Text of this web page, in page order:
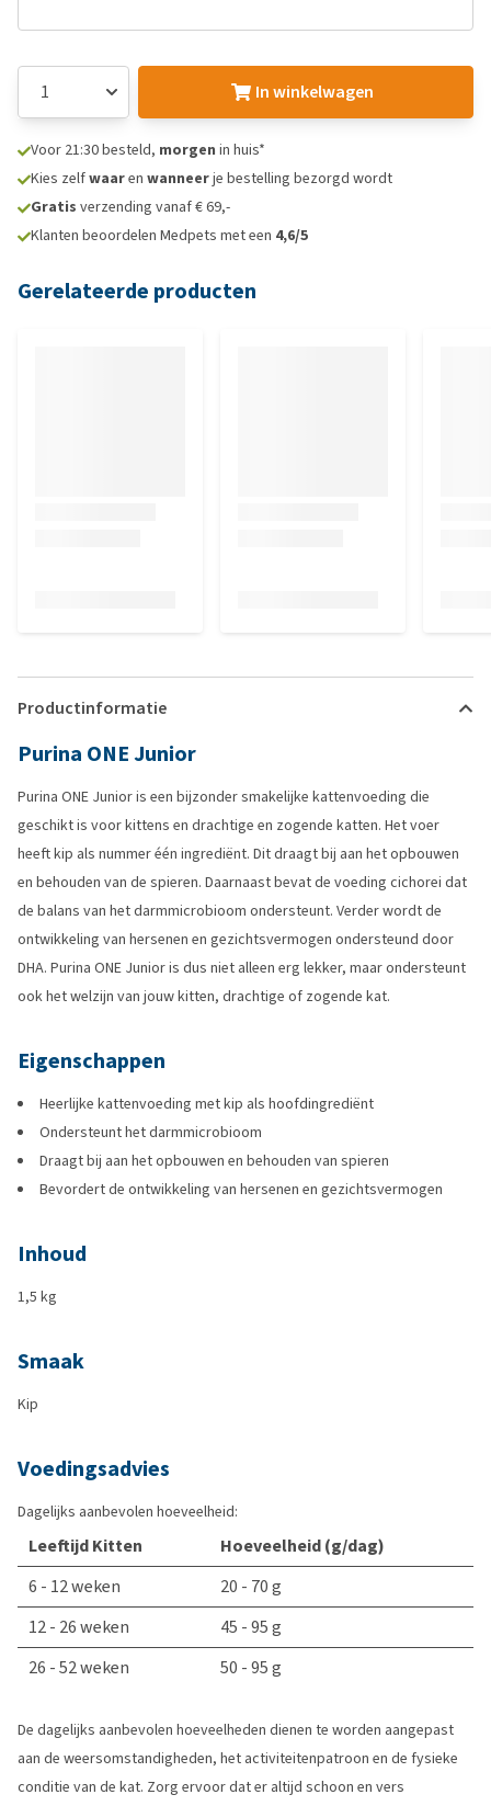
In winkelwagen
Voor 21:30 besteld, morgen in huis*
Kies zelfwaaren wanneerje bestelling bezorgd wordt
Gratis verzending vanaf € 69,-
Klanten beoordelen Medpets met een 4,6/5
Gerelateerde producten
Productinformatie
Purina ONE Junior
Purina ONE Junior is een bijzonder smakelijke kattenvoeding die
geschikt is voor kittens en drachtige en zogende katten. Het voer
heeft kip als nummer één ingrediënt. Dit draagt bij aan het opbouwen
en behouden van de spieren. Daarnaast bevat de voeding cichorei dat
de balans van het darmmicrobioom ondersteunt. Verder wordt de
ontwikkeling van hersenen en gezichtsvermogen ondersteund door
DHA. Purina ONE Junior is dus niet alleen erg lekker, maar ondersteunt
ook het welzijn van jouw kitten, drachtige of zogende kat.
Eigenschappen
Heerlijke kattenvoeding met kip als hoofdingrediënt
Ondersteunt het darmmicrobioom
Draagt bij aan het opbouwen en behouden van spieren
Bevordert de ontwikkeling van hersenen en gezichtsvermogen
Inhoud
1,5 kg
Smaak
Kip
Voedingsadvies
Dagelijks aanbevolen hoeveelheid:
Leeftijd Kitten
Hoeveelheid (g/dag)
6 - 12 weken
20 - 70 g
12 - 26 weken
45 - 95 g
26 - 52 weken
50 - 95 g
De dagelijks aanbevolen hoeveelheden dienen te worden aangepast
aan de weersomstandigheden, het activiteitenpatroon en de fysieke
conditie van de kat. Zorg ervoor dat er altijd schoon en vers